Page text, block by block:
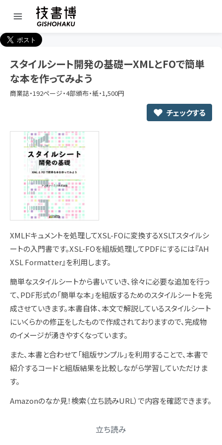
スタイルシート開発の基礎ーXMLとFOで簡単
な本を作ってみよう
商業誌・192ページ・4部頒布・紙・1,500円
チェックする
XMLドキュメントを処理してXSL-FOに変換するXSLTスタイルシ
ートの入門書です。XSL-FOを組版処理してPDFにするには『AH
XSL Formatter』を利用します。
簡単なスタイルシートから書いていき、徐々に必要な追加を行っ
て、PDF形式の「簡単な本」を組版するためのスタイルシートを完
成させていきます。本書自体、本文で解説しているスタイルシート
にいくらかの修正をしたもので作成されておりますので、完成物
のイメージが湧きやすくなっています。
また、本書と合わせて「組版サンプル」を利用することで、本書で
紹介するコードと組版結果を比較しながら学習していただけま
す。
Amazonのなか見！検索（立ち読みURL）で内容を確認できます。
立ち読み